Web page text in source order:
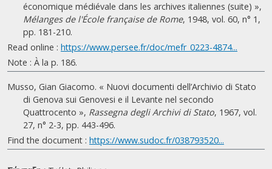
économique médiévale dans les archives italiennes (suite) »,
Mélanges de l'École française de Rome, 1948, vol. 60, n° 1,
pp. 181-210.
Read online : https://www.persee.fr/doc/mefr_0223-4874...
Note : À la p. 186.
Musso, Gian Giacomo. « Nuovi documenti dell’Archivio di Stato
di Genova sui Genovesi e il Levante nel secondo
Quattrocento », Rassegna degli Archivi di Stato, 1967, vol.
27, n° 2-3, pp. 443-496.
Find the document : https://www.sudoc.fr/038793520...